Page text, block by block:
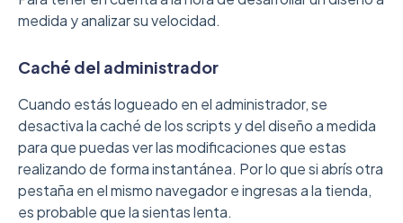
medida y analizar su velocidad.
Caché del administrador
Cuando estás logueado en el administrador, se
desactiva la caché de los scripts y del diseño a medida
para que puedas ver las modificaciones que estas
realizando de forma instantánea. Por lo que si abrís otra
pestaña en el mismo navegador e ingresas a la tienda,
es probable que la sientas lenta.